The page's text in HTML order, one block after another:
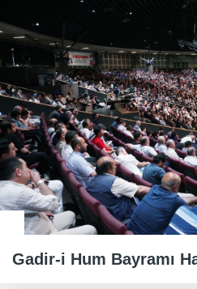
Gadir-i Hum Bayramı